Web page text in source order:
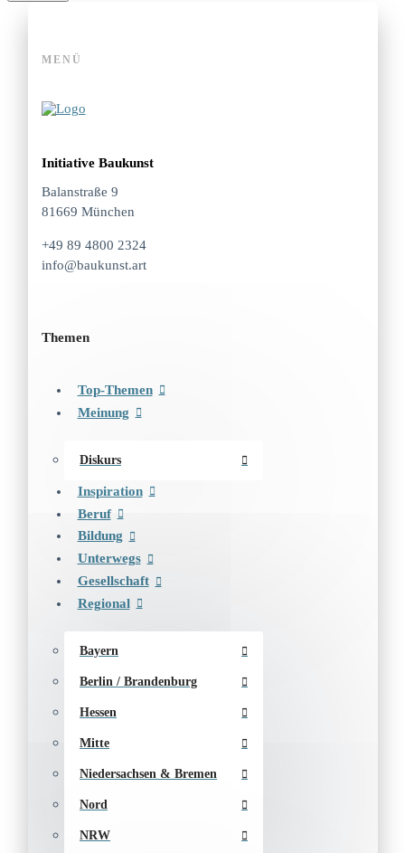
MENÜ
Initiative Baukunst
Balanstraße 9
81669 München
+49 89 4800 2324
info@baukunst.art
Themen
Top-Themen
Meinung
Diskurs
Inspiration
Beruf
Bildung
Unterwegs
Gesellschaft
Regional
Bayern
Berlin / Brandenburg
Hessen
Mitte
Niedersachsen & Bremen
Nord
NRW